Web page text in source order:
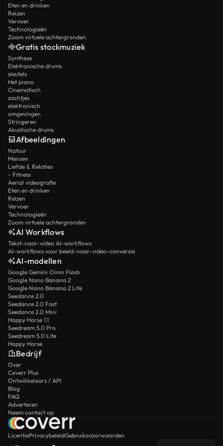
Eten en drinken
Reizen
Vervoer
Technologieën
Zoom virtuele achtergronden
Gratis stockmuziek
Synthese
Elektronische drums
sleutels
Het piano
Cinematisch
zachtjes
elektronisch
omgevingen
Stringeren
Akustische drums
Afbeeldingen
Natuur
Mensen
Liefde & Relaties
- Fitness
Aerial videografie
Eten en drinken
Reizen
Vervoer
Technologieën
Zoom virtuele achtergronden
AI Workflows
Tekst-naar-video AI-workflows
AI-workflows voor beeld-naar-video-conversie
AI-modellen
Google Gemini Omni Flash
Google Nano Banana 2
Google Nano Banana 2 Lite
Seedance 2.0
Seedance 2.0 Fast
Seedance 2.0 Mini
Happy Horse 1.1
Seedream 5.0 Pro
Seedream 5.0 Lite
Happy Horse
Bedrijf
Over
Coverr Plus
Ontwikkelaars / API
Blog
FAQ
Adverteren
Neem contact op
LicentiePrivacybeleidGebruiksvoorwaarden